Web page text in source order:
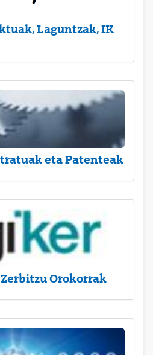
Laguntzak, IK
eta Patenteak
Orokorrak